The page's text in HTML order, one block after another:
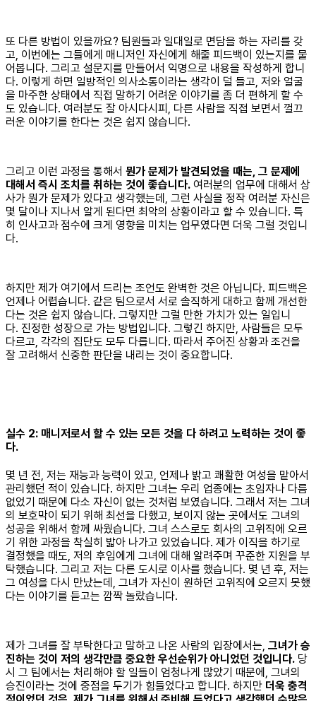
또 다른 방법이 있을까요? 팀원들과 일대일로 면담을 하는 자리를 갖
고, 이번에는 그들에게 매니저인 자신에게 해줄 피드백이 있는지를 물
어봅니다. 그리고 설문지를 만들어서 익명으로 내용을 작성하게 합니
다. 이렇게 하면 일방적인 의사소통이라는 생각이 덜 들고, 저와 얼굴
을 마주한 상태에서 직접 말하기 어려운 이야기를 좀 더 편하게 할 수
도 있습니다. 여러분도 잘 아시다시피, 다른 사람을 직접 보면서 껄끄
러운 이야기를 한다는 것은 쉽지 않습니다.
그리고 이런 과정을 통해서 뭔가 문제가 발견되었을 때는, 그 문제에
대해서 즉시 조치를 취하는 것이 좋습니다. 여러분의 업무에 대해서 상
사가 뭔가 문제가 있다고 생각했는데, 그런 사실을 정작 여러분 자신은
몇 달이나 지나서 알게 된다면 최악의 상황이라고 할 수 있습니다. 특
히 인사고과 점수에 크게 영향을 미치는 업무였다면 더욱 그럴 것입니
다.
하지만 제가 여기에서 드리는 조언도 완벽한 것은 아닙니다. 피드백은
언제나 어렵습니다. 같은 팀으로서 서로 솔직하게 대하고 함께 개선한
다는 것은 쉽지 않습니다. 그렇지만 그럴 만한 가치가 있는 일입니
다. 진정한 성장으로 가는 방법입니다. 그렇긴 하지만, 사람들은 모두
다르고, 각각의 집단도 모두 다릅니다. 따라서 주어진 상황과 조건을
잘 고려해서 신중한 판단을 내리는 것이 중요합니다.
실수 2: 매니저로서 할 수 있는 모든 것을 다 하려고 노력하는 것이 좋
다.
몇 년 전, 저는 재능과 능력이 있고, 언제나 밝고 쾌활한 여성을 맡아서
관리했던 적이 있습니다. 하지만 그녀는 우리 업종에는 초임자나 다름
없었기 때문에 다소 자신이 없는 것처럼 보였습니다. 그래서 저는 그녀
의 보호막이 되기 위해 최선을 다했고, 보이지 않는 곳에서도 그녀의
성공을 위해서 함께 싸웠습니다. 그녀 스스로도 회사의 고위직에 오르
기 위한 과정을 착실히 밟아 나가고 있었습니다. 제가 이직을 하기로
결정했을 때도, 저의 후임에게 그녀에 대해 알려주며 꾸준한 지원을 부
탁했습니다. 그리고 저는 다른 도시로 이사를 했습니다. 몇 년 후, 저는
그 여성을 다시 만났는데, 그녀가 자신이 원하던 고위직에 오르지 못했
다는 이야기를 듣고는 깜짝 놀랐습니다.
제가 그녀를 잘 부탁한다고 말하고 나온 사람의 입장에서는, 그녀가 승
진하는 것이 저의 생각만큼 중요한 우선순위가 아니었던 것입니다. 당
시 그 팀에서는 처리해야 할 일들이 엄청나게 많았기 때문에, 그녀의
승진이라는 것에 중점을 두기가 힘들었다고 합니다. 하지만 더욱 충격